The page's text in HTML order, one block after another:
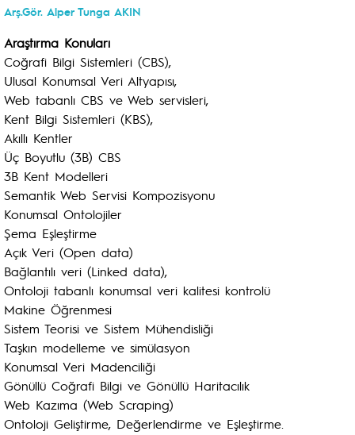
Arş.Gör. Alper Tunga AKIN
Araştırma Konuları
Coğrafi Bilgi Sistemleri (CBS),
Ulusal Konumsal Veri Altyapısı,
Web tabanlı CBS ve Web servisleri,
Kent Bilgi Sistemleri (KBS),
Akıllı Kentler
Üç Boyutlu (3B) CBS
3B Kent Modelleri
Semantik Web Servisi Kompozisyonu
Konumsal Ontolojiler
Şema Eşleştirme
Açık Veri (Open data)
Bağlantılı veri (Linked data),
Ontoloji tabanlı konumsal veri kalitesi kontrolü
Makine Öğrenmesi
Sistem Teorisi ve Sistem Mühendisliği
Taşkın modelleme ve simülasyon
Konumsal Veri Madenciliği
Gönüllü Coğrafi Bilgi ve Gönüllü Haritacılık
Web Kazıma (Web Scraping)
Ontoloji Geliştirme, Değerlendirme ve Eşleştirme.